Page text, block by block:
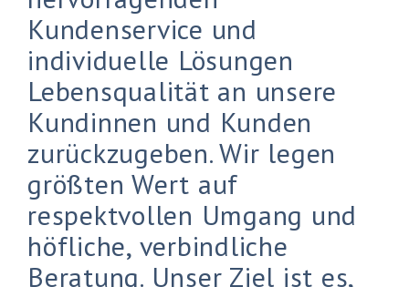
Kundenservice und
individuelle Lösungen
Lebensqualität an unsere
Kundinnen und Kunden
zurückzugeben. Wir legen
größten Wert auf
respektvollen Umgang und
höfliche, verbindliche
Beratung. Unser Ziel ist es,